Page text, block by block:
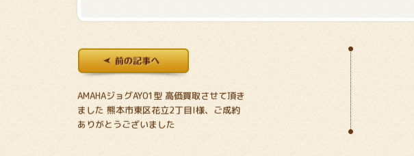
AMAHAジョグAY01型 高価買取させて頂き
ました 熊本市東区花立2丁目I様、ご成約
ありがとうございました